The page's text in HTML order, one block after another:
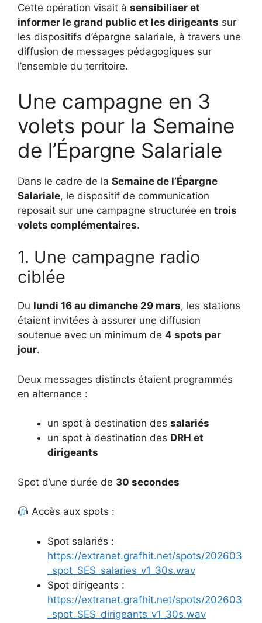
Cette opération visait à sensibiliser et
informer le grand public et les dirigeants sur
les dispositifs d’épargne salariale, à travers une
diffusion de messages pédagogiques sur
l’ensemble du territoire.
Une campagne en 3
volets pour la Semaine
de l’Épargne Salariale
Dans le cadre de la Semaine de l’Épargne
Salariale, le dispositif de communication
reposait sur une campagne structurée en trois
volets complémentaires.
1. Une campagne radio
ciblée
Du lundi 16 au dimanche 29 mars, les stations
étaient invitées à assurer une diffusion
soutenue avec un minimum de 4 spots par
jour.
Deux messages distincts étaient programmés
en alternance :
un spot à destination des salariés
un spot à destination des DRH et
dirigeants
Spot d’une durée de 30 secondes
Accès aux spots :
Spot salariés :
https://extranet.grafhit.net/spots/202603
_spot_SES_salaries_v1_30s.wav
Spot dirigeants :
https://extranet.grafhit.net/spots/202603
_spot_SES_dirigeants_v1_30s.wav